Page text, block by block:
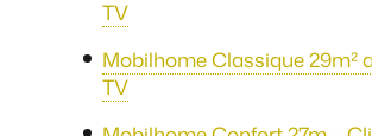
TV
Mobilhome Classique 29m²
TV